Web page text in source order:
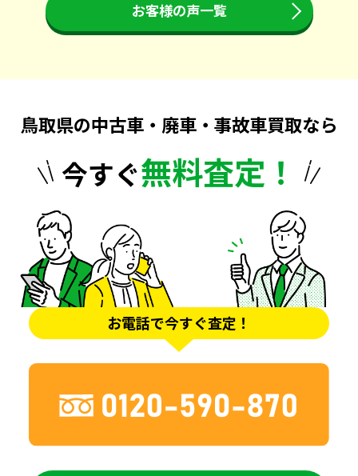
お客様の声一覧
鳥取県の中古車・廃車・事故車買取なら
今すぐ無料査定！
お電話で今すぐ査定！